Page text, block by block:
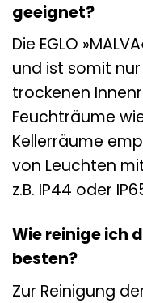
geeignet?
Die EGLO
und ist somit
trockenen
Feuchträume
Kellerräume
von Leuchten
z.B. IP44 oder
Wie reinige ich
besten?
Zur Reinigung